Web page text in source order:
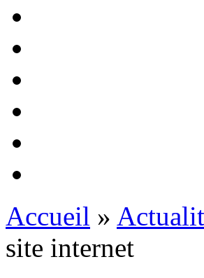
Accueil »
site internet